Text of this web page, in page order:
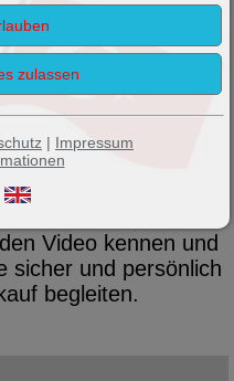
Video kennen und
sicher und persönlich
begleiten.
| Impressum